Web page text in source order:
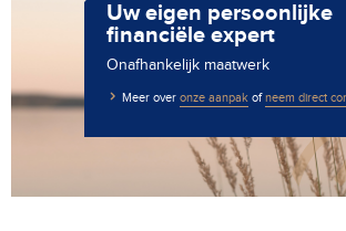
Uw eigen persoonlijke
financiële expert
Onafhankelijk maatwerk
Meer over onze aanpak ofneem direct